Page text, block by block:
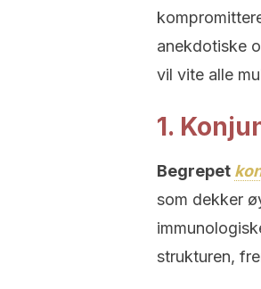
anekdotiske
vil vite alle
1.
Begrepet
som dekker
strukturen,